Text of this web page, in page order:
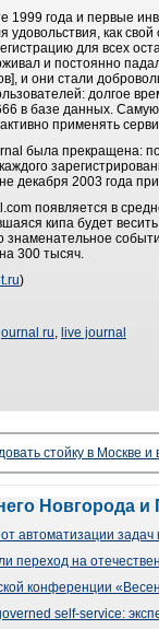
года и первые
удовольствия, как
для всех
и постоянно
и они стали
долгое
в базе данных.
применять
была прекращена:
декабря 2003 года
появляется в
кипа будет
300 тысяч.
)
ru, live journal
стойку в Москве и
Новгорода
автоматизации
переход на
конференции
self-service: